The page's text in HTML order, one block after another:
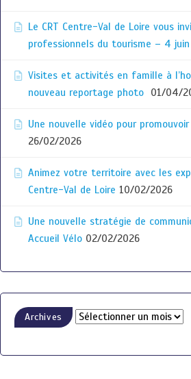
Le CRT Centre-Val de Loire vous
professionnels du tourisme – 4
Visites et activités en famille à
nouveau reportage photo
01/04/
Une nouvelle vidéo pour
26/02/2026
Animez votre territoire avec les
Centre-Val de Loire 10/02/2026
Une nouvelle stratégie de
Accueil Vélo 02/02/2026
Archives